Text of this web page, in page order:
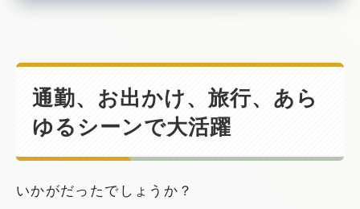
通勤、お出かけ、旅行、あら
ゆるシーンで大活躍
いかがだったでしょうか？